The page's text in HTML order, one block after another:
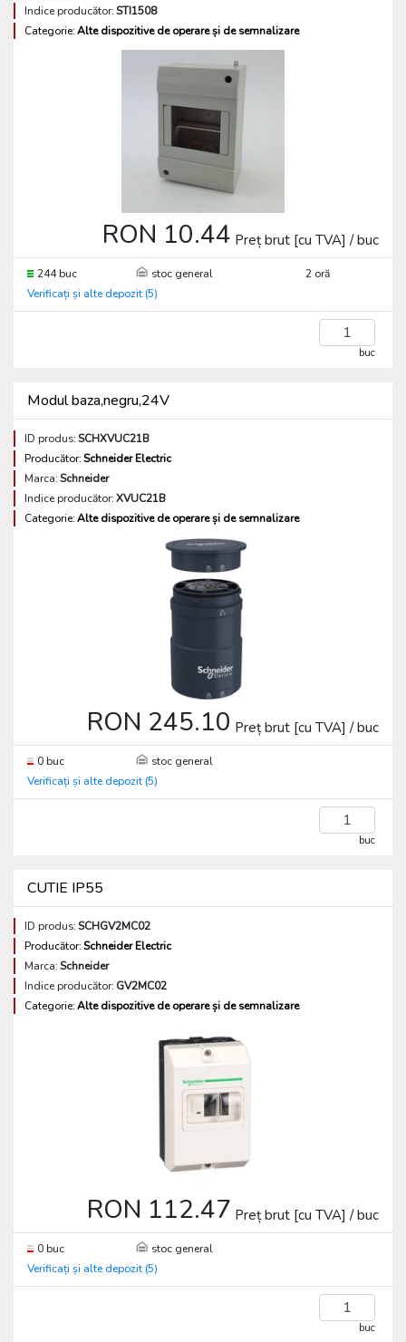
Indice producător:STI1508
Categorie:Alte dispozitive de operare și de semnalizare
RON 10.44 Preț brut [cu TVA] / buc
244 buc stoc general
2 oră
Verificați și alte depozit (5)
buc
Modul baza,negru,24V
ID produs:SCHXVUC21B
Producător:Schneider Electric
Marca:Schneider
Indice producător:XVUC21B
Categorie:Alte dispozitive de operare și de semnalizare
RON 245.10 Preț brut [cu TVA] / buc
0 buc
stoc general
Verificați și alte depozit (5)
buc
CUTIE IP55
ID produs:SCHGV2MC02
Producător:Schneider Electric
Marca:Schneider
Indice producător: GV2MC02
Categorie:Alte dispozitive de operare și de semnalizare
RON 112.47 Preț brut [cu TVA] / buc
0 buc
stoc general
Verificați și alte depozit (5)
buc